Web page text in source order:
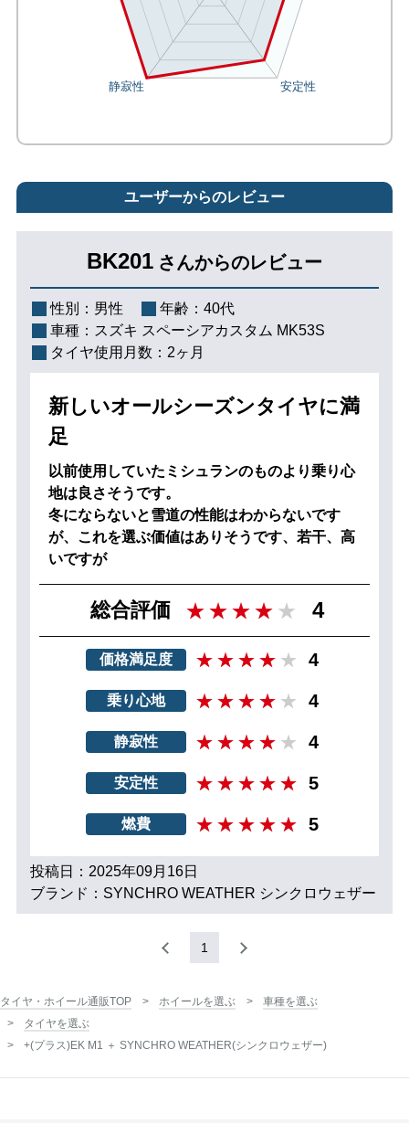
ユーザーからのレビュー
BK201 さんからのレビュー
性別： 男性 年齢： 40代
車種： スズキ スペーシアカスタム MK53S
タイヤ使用月数： 2ヶ月
新しいオールシーズンタイヤに満
足
以前使用していたミシュランのものより乗り心
地は良さそうです。
冬にならないと雪道の性能はわからないです
が、これを選ぶ価値はありそうです、若干、高
いですが
総合評価 4
価格満足度 4
乗り心地 4
静寂性 4
安定性 5
燃費 5
投稿日：2025年09月16日
ブランド：SYNCHRO WEATHER シンクロウェザー
1
タイヤ・ホイール通販TOP ホイールを選ぶ
車種を選ぶ
タイヤを選ぶ
+(プラス)EK M1 ＋ SYNCHRO WEATHER(シンクロウェザー)